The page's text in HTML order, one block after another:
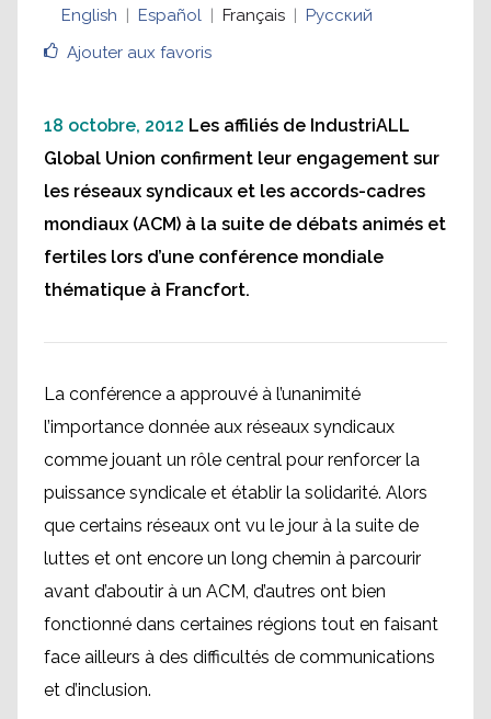
Ajouter aux favoris
English
Español Français Русский
18 octobre, 2012 Les affiliés de IndustriALL
Global Union confirment leur engagement sur
les réseaux syndicaux et les accords-cadres
mondiaux (ACM) à la suite de débats animés et
fertiles lors d’une conférence mondiale
thématique à Francfort.
La conférence a approuvé à l’unanimité
l’importance donnée aux réseaux syndicaux
comme jouant un rôle central pour renforcer la
puissance syndicale et établir la solidarité. Alors
que certains réseaux ont vu le jour à la suite de
luttes et ont encore un long chemin à parcourir
avant d’aboutir à un ACM, d’autres ont bien
fonctionné dans certaines régions tout en faisant
face ailleurs à des difficultés de communications
et d’inclusion.